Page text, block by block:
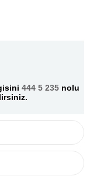
444 5 235 nolu